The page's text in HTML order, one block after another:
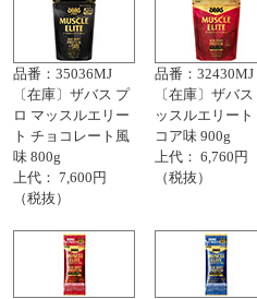
品番：35036MJ
〔在庫〕ザバス プ
ロ マッスルエリー
ト チョコレート風
味 800g
上代： 7,600円
（税抜）
品番：32430MJ
〔在庫〕ザバ
ッスルエリート
コア味 900g
上代： 6,760円
（税抜）